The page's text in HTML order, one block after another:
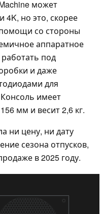
может
4K, но это, скорее
со стороны
аппаратное
под
и даже
для
имеет
мм и весит 2,6 кг.
ни цену, ни дату
сезона отпусков,
в 2025 году.